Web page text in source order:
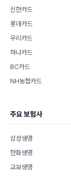
신한카드
롯데카드
우리카드
하나카드
BC카드
NH농협카드
주요 보험사
삼성생명
한화생명
교보생명